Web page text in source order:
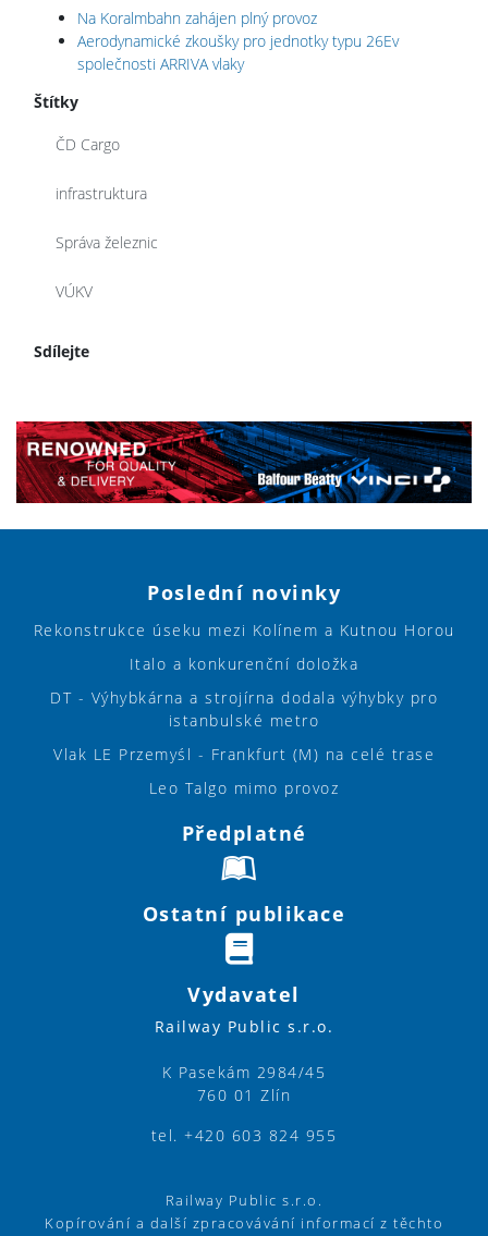
Na Koralmbahn zahájen plný provoz
Aerodynamické zkoušky pro jednotky typu 26Ev
společnosti ARRIVA vlaky
Štítky
ČD Cargo
infrastruktura
Správa železnic
VÚKV
Sdílejte
Poslední novinky
Rekonstrukce úseku mezi Kolínem a Kutnou Horou
Italo a konkurenční doložka
DT - Výhybkárna a strojírna dodala výhybky pro
istanbulské metro
Vlak LE Przemyśl - Frankfurt (M) na celé trase
Leo Talgo mimo provoz
Předplatné
Ostatní publikace
Vydavatel
Railway Public s.r.o.
K Pasekám 2984/45
760 01 Zlín
tel. +420 603 824 955
Railway Public s.r.o.
Kopírování a další zpracovávání informací z těchto